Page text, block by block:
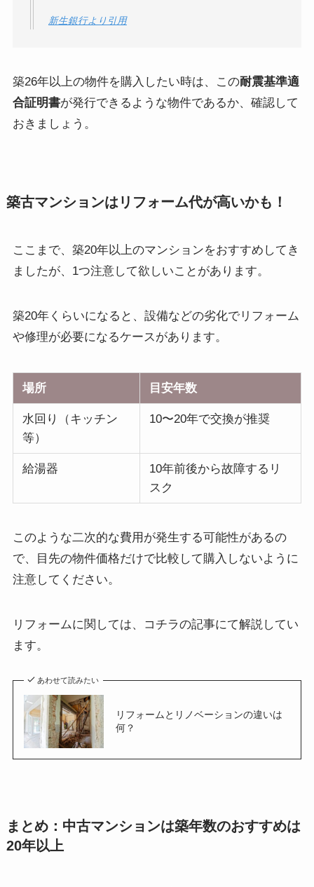
新生銀行より引用
築26年以上の物件を購入したい時は、この耐震基準適
合証明書が発行できるような物件であるか、確認して
おきましょう。
築古マンションはリフォーム代が高いかも！
ここまで、築20年以上のマンションをおすすめしてき
ましたが、1つ注意して欲しいことがあります。
築20年くらいになると、設備などの劣化でリフォーム
や修理が必要になるケースがあります。
場所 目安年数
水回り（キッチン
等）
10〜20年で交換が推奨
給湯器
10年前後から故障するリ
スク
このような二次的な費用が発生する可能性があるの
で、目先の物件価格だけで比較して購入しないように
注意してください。
リフォームに関しては、コチラの記事にて解説してい
ます。
あわせて読みたい
リフォームとリノベーションの違いは
何？
まとめ：中古マンションは築年数のおすすめは
20年以上